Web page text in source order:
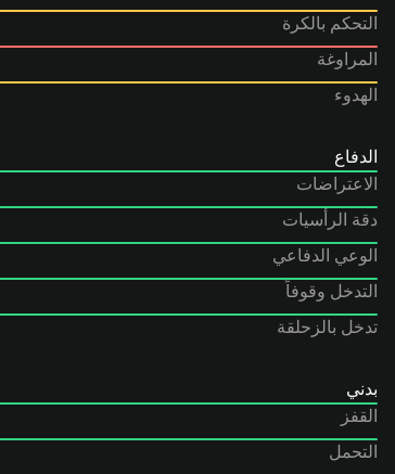
التحكم بالكرة
المراوغة
الهدوء
الدفاع
الاعتراضات
دقة الرأسيات
الوعي الدفاعي
التدخل وقوفاً
تدخل بالزحلقة
بدني
القفز
التحمل